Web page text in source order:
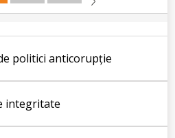
politici anticorupţie
integritate
mun. Bălți în dosare de
68
cercetat de CNA și PA
a fost condamnat la